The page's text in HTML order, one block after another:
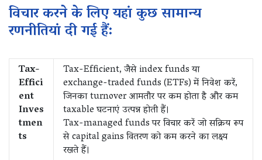
विचार करने के लिए यहां कुछ सामान्य
रणनीतियां दी गई हैं:
Tax-
Effici
ent
Inves
tmen
ts
Tax-Efficient, जैसे index funds या
exchange-traded funds (ETFs) में निवेश करें,
जिनका turnover आमतौर पर कम होता है और कम
taxable घटनाएं उत्पन्न होती हैं।
Tax-managed funds पर विचार करें जो सक्रिय रूप
से capital gains वितरण को कम करने का लक्ष्य
रखते हैं।